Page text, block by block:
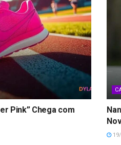
Pink” Chega com